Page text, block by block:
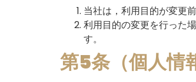
当社は，利用目的が変更
利用目的の変更を行った
す。
第5条（個人情